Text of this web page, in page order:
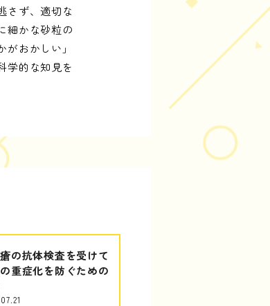
さず、適切な
細かな砂粒の
おかしい」
学的な知見を
の抗体検査を受けて
重症化を防ぐための